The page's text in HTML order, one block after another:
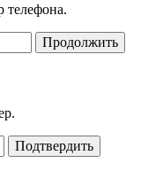
телефона.
Продолжить
Подтвердить